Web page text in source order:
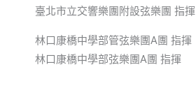
臺北市立交響樂團附設弦樂團 指揮
林口康橋中學部管弦樂團A團 指揮
林口康橋中學部弦樂團A團 指揮